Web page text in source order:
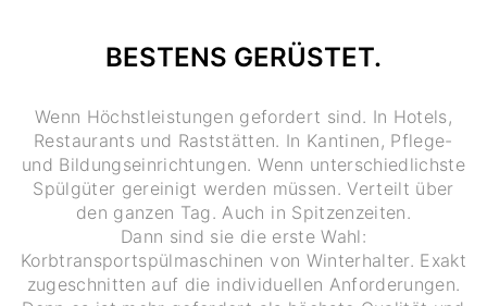
BESTENS GERÜSTET.
Wenn Höchstleistungen gefordert sind. In Hotels,
Restaurants und Raststätten. In Kantinen, Pflege-
und Bildungseinrichtungen. Wenn unterschiedlichste
Spülgüter gereinigt werden müssen. Verteilt über
den ganzen Tag. Auch in Spitzenzeiten.
Dann sind sie die erste Wahl:
Korbtransportspülmaschinen von Winterhalter. Exakt
zugeschnitten auf die individuellen Anforderungen.